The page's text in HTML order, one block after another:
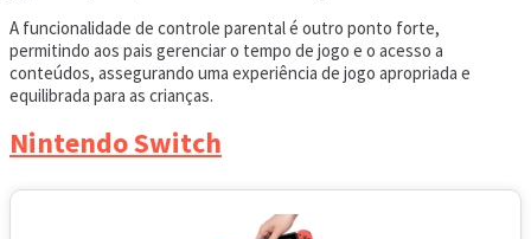
A funcionalidade de controle parental é outro ponto forte,
permitindo aos pais gerenciar o tempo de jogo e o acesso a
conteúdos, assegurando uma experiência de jogo apropriada e
equilibrada para as crianças.
Nintendo Switch